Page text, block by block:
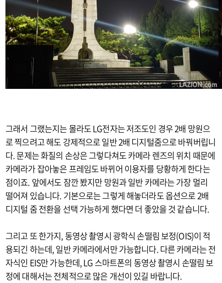
그래서 그랬는지는 몰라도 LG전자는 저조도인 경우 2배 망원으
로 찍으려고 해도 강제적으로 일반 2배 디지털줌으로 바꿔버립니
다. 문제는 화질의 손상은 그렇다쳐도 카메라 렌즈의 위치 때문에
카메라가 잡아놓은 프레임도 바뀌어 이용자를 당황하게 한다는
점이죠. 앞에서도 잠깐 봤지만 망원과 일반 카메라는 가장 멀리
떨어져 있습니다. 기본으로는 그렇게 해놓더라도 옵션으로 2배
디지털 줌 전환을 선택 가능하게 했다면 더 좋았을 것 같습니다.
그리고 또 한가지, 동영상 촬영시 광학식 손떨림 보정(OIS)이 적
용되긴 하는데, 일반 카메라에서만 가능합니다. 다른 카메라는 전
자식인 EIS만 가능한데, LG 스마트폰의 동영상 촬영시 손떨림 보
정에 대해서는 전체적으로 많은 개선이 있길 바랍니다.